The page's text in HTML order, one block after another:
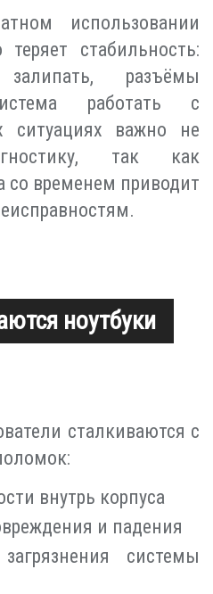
использовании
теряет стабильность:
разъёмы
работать с
важно не
так как
со временем приводит
ноутбуки
сталкиваются с
внутрь корпуса
и падения
системы